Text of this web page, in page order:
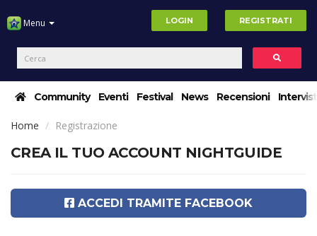
Menu LOGIN REGISTRATI
Community Eventi Festival News Recensioni
Home Registrazione
CREA IL TUO ACCOUNT NIGHTGUIDE
ACCEDI TRAMITE FACEBOOK